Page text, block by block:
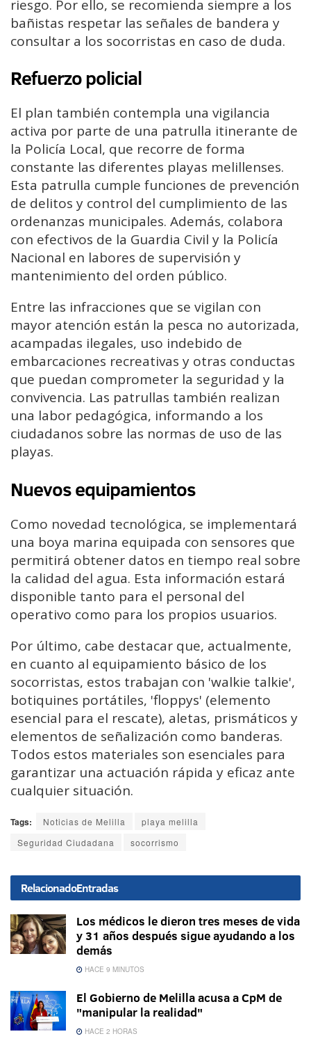
riesgo. Por ello, se recomienda siempre a los
bañistas respetar las señales de bandera y
consultar a los socorristas en caso de duda.
Refuerzo policial
El plan también contempla una vigilancia
activa por parte de una patrulla itinerante de
la Policía Local, que recorre de forma
constante las diferentes playas melillenses.
Esta patrulla cumple funciones de prevención
de delitos y control del cumplimiento de las
ordenanzas municipales. Además, colabora
con efectivos de la Guardia Civil y la Policía
Nacional en labores de supervisión y
mantenimiento del orden público.
Entre las infracciones que se vigilan con
mayor atención están la pesca no autorizada,
acampadas ilegales, uso indebido de
embarcaciones recreativas y otras conductas
que puedan comprometer la seguridad y la
convivencia. Las patrullas también realizan
una labor pedagógica, informando a los
ciudadanos sobre las normas de uso de las
playas.
Nuevos equipamientos
Como novedad tecnológica, se implementará
una boya marina equipada con sensores que
permitirá obtener datos en tiempo real sobre
la calidad del agua. Esta información estará
disponible tanto para el personal del
operativo como para los propios usuarios.
Por último, cabe destacar que, actualmente,
en cuanto al equipamiento básico de los
socorristas, estos trabajan con 'walkie talkie',
botiquines portátiles, 'floppys' (elemento
esencial para el rescate), aletas, prismáticos y
elementos de señalización como banderas.
Todos estos materiales son esenciales para
garantizar una actuación rápida y eficaz ante
cualquier situación.
Tags: Noticias de Melilla
playa melilla
Seguridad Ciudadana
socorrismo
RelacionadoEntradas
Los médicos le dieron tres meses de vida
y 31 años después sigue ayudando a los
demás
HACE 9 MINUTOS
El Gobierno de Melilla acusa a CpM de
"manipular la realidad"
HACE 2 HORAS